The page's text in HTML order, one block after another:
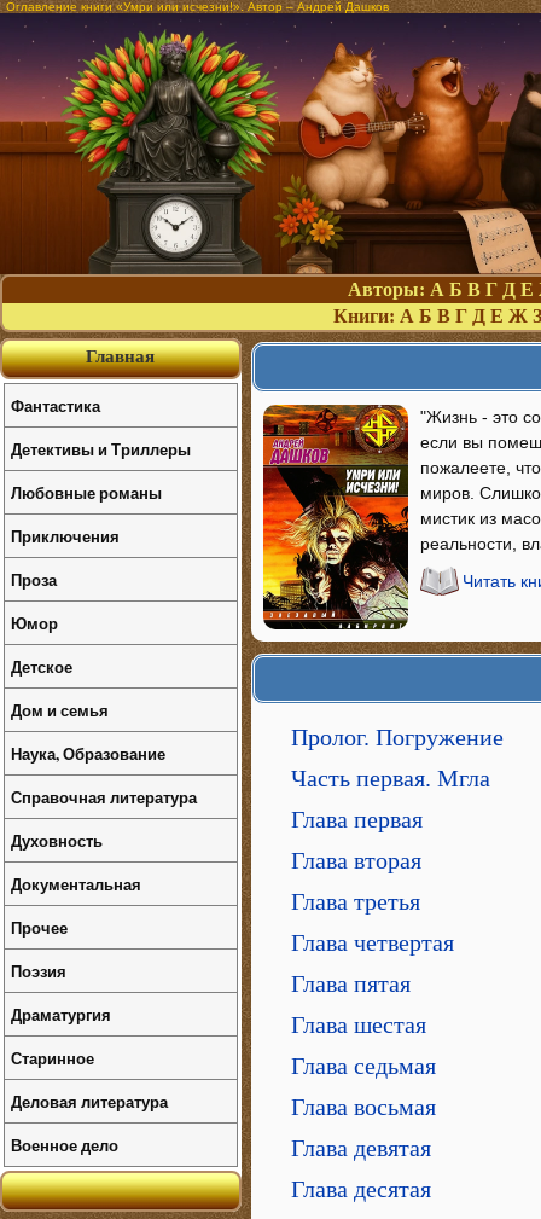
Оглавление книги «Умри или исчезни!». Автор – Андрей Дашков
Авторы: А Б В Г Д Е
Книги: А Б В Г Д Е Ж З
"Жизнь - это
если вы
пожалеете,
миров.
мистик из
реальности,
Читать
Пролог. Погружение
Часть первая. Мгла
Глава первая
Глава вторая
Глава третья
Глава четвертая
Глава пятая
Глава шестая
Глава седьмая
Глава восьмая
Глава девятая
Глава десятая
Главная
Фантастика
Детективы и Триллеры
Любовные романы
Приключения
Проза
Юмор
Детское
Дом и семья
Наука, Образование
Справочная литература
Духовность
Документальная
Прочее
Поэзия
Драматургия
Старинное
Деловая литература
Военное дело